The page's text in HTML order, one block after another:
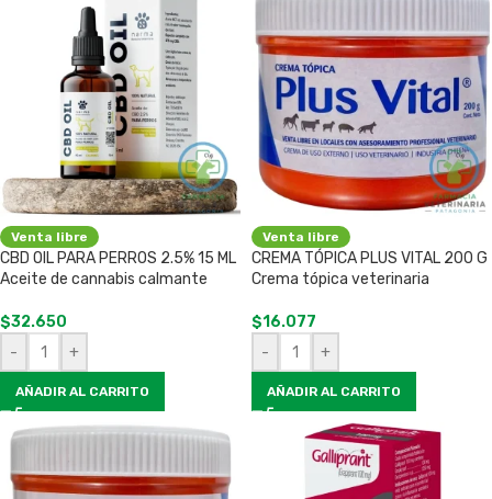
Venta libre
CBD OIL PARA PERROS 2.5% 15 ML
Aceite de cannabis calmante
$32.650
-
+
AÑADIR AL CARRITO
Venta libre
CREMA TÓPICA PLUS VITAL 200 G
Crema tópica veterinaria
$16.077
-
+
AÑADIR AL CARRITO